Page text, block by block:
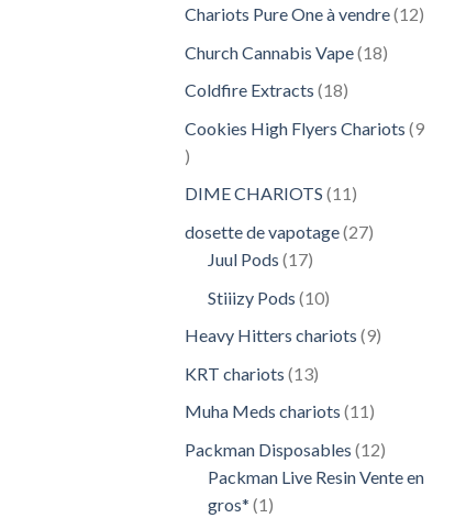
Chariots Pure One à vendre 1212
Church Cannabis Vape 1818
Coldfire Extracts 1818
Cookies High Flyers Chariots 9
9
DIME CHARIOTS 1111
dosette de vapotage 2727
Juul Pods 1717
Stiiizy Pods 1010
Heavy Hitters chariots 99
KRT chariots 1313
Muha Meds chariots 1111
Packman Disposables 1212
produits
Packman Live Resin Vente en
gros* 11